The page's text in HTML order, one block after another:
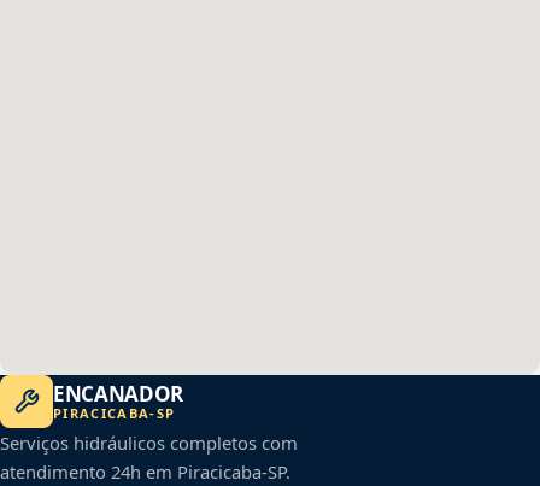
ENCANADOR
PIRACICABA-SP
Serviços hidráulicos completos com
atendimento 24h em Piracicaba-SP.